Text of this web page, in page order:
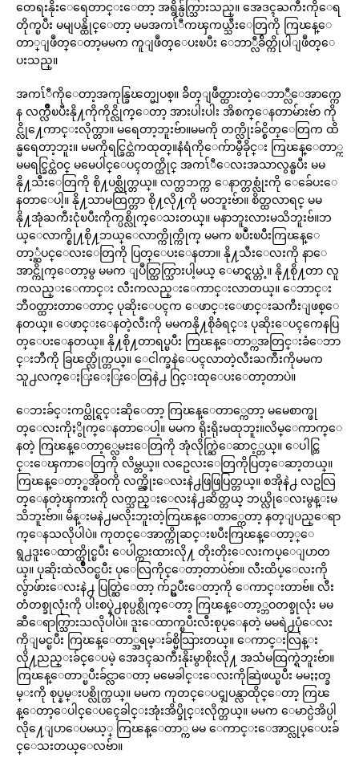
တေရးနိုးေရေတာင္းေတာ့ အရွိန္ပ်က္သြားသည္။ အေဒၚႀကီးကိုေရ
တိုက္ၿပီး မမျပန္ထိုင္ေတာ့ မမအကၤ်ီကၾကယ္သီးေတြကို ကြၽန္ေ
တာ္ျဖဳတ္ေတာ့မမက ကူျဖဳတ္ေပးၿပီး ေဘာ္လီခ်ိတ္ကိုပါျဖဳတ္ေ
ပးသည္။
အကၤ်ီကိုေတာ့အကုန္ခြၽတ္မျပစ္။ ခ်ိတ္ျဖဳတ္ထားတဲ့ေဘာ္လီေအာက္ကေ
န လက္လ်ိဳၿပီးနို႔ကိုကိုင္လိုက္ေတာ့ အားပါးပါး အိစက္ေနတာမ်ားဗ်ာ ကို
င္လို႔ေကာင္းလိုက္တာ။ မရေတာ့ဘူးဗ်ာ။မမကို တက္လိုးခ်င္စိတ္ေတြက ထိ
န္မရေတာ့ဘူး။ မမကိုရင္ခြင္ထဲကထုတ္။နံရံကိုေက်ာမွီခိုင္း ကြၽန္ေတာ္က
မမရင္ခြင္ထဲဝင္ မမေပါင္ေပၚတက္ထိုင္ အကၤ်ီေလးအသာလွန္ၿပီး မမ
နို႔သီးေတြကို စို႔ပစ္လိုက္တယ္။ လက္တဘက္က ေနာက္တစ္လုံးကို ေခ်ေပးေ
နတာေပါ့။ နို႔သာမထြက္တာ စို႔လို႔ကို မဝဘူးဗ်ာ။ စိတ္ထလာရင္ မမ
နို႔အုံႀကီးငုံၿပီးကိုက္ပစ္လိုက္ေသးတယ္။ မနာဘူးလားမသိဘူးဗ်။ဘ
ယ္ေလာက္စို႔စို႔ဘယ္ေလာက္ကိုက္ကိုက္ မမက ၿပဳံးၿပီးကြၽန္ေ
တာ့္ဆံပင္ေလးေတြကို ပြတ္ေပးေနတာ။ နို႔သီးေလးကို နာေ
အာင္ကိုက္ေတာ့မွ မမက ျပဳတ္ထြက္သြားပါ့မယ္ ေမာင္ရယ္တဲ့။ နို႔စို႔တာ လူ
ကလည္းေကာင္း လီးကလည္းေကာင္းလာတယ္။ ေဘာင္း
ဘီဝတ္ထားတာေတာင္ ပုဆိုးေပၚက ေဖာင္းေဖာင္းႀကီးျဖစ္ေ
နတယ္။ ေဖာင္းေနတဲ့လီးကို မမကနို႔စိုခံရင္း ပုဆိုးေပၚကေနပြ
တ္ေပးေနတယ္။ နို႔စို႔တာရပ္ၿပီး ကြၽန္ေတာ္ကအတြင္းခံေဘာ
င္းဘီကို ခြၽတ္လိုက္တယ္။ ေငါက္ခနဲေပၚလာတဲ့လီးႀကီးကိုမမက
သူ႕လက္ေႏြးေႏြးေတြနဲ႕ ဂြင္းထုေပးေတာ့တာပဲ။
ေဘးခ်င္းကပ္ထိုင္ရင္းဆိုေတာ့ ကြၽန္ေတာ္ကေတာ့ မမေစာက္ဖု
တ္ေလးကိုႏွိုက္ေနတာေပါ့။ မမက ရိုးရိုးမထုဘူး။လိမ္ေကာက္ေ
နတဲ့ ကြၽန္ေတာ့္လေမႊးေတြကို အုံလိုက္ဆြဲေဆာင့္တယ္။ ေပါင္တြ
င္းေၾကာေတြကို လိမ္တယ္။ လဥေလးေတြကိုပြတ္ေဆာ့တယ္။
ကြၽန္ေတာ့္စအိုဝကို လက္ညွိုးေလးနဲ႕ဖြဖြပြတ္တယ္။ စအိုနဲ႕ လဥလြ
တ္ေနတဲ့ၾကားကို လက္သည္းေလးနဲ႕ဆိတ္တယ္ ဘယ္လိုေလးမွန္းမ
သိဘူးဗ်ာ။ မိန္းမနဲ႕မလိုးဘူးတဲ့ကြၽန္ေတာ္ကေတာ့ နတ္ျပည္ေရာ
က္ေနသလိုပါပဲ။ ကုတင္ေအာက္ကိုဆင္းၿပီးကြၽန္ေတာ့္ေ
ရွ႕ဒူးေထာက္ထိုင္ၿပီး ေပါင္ကားထားလို႔ တိုးတိုးေလးကပ္ေျပာတ
ယ္။ ပုဆိုးထဲလ်ိဳဝင္ၿပီး ပုေလြကိုင္ေတာ့တာပဲဗ်ာ။ လီးထိပ္ေလးကို
လွ်ာဖ်ားေလးနဲ႕ ပြတ္ဆြဲေတာ့ က်ဥ္ၿပီးေတာ့ကို ေကာင္းတာဗ်။ လီး
တံတစ္ခုလုံးကို ပါးစပ္နဲ႕စုပ္ပစ္လိုက္ေတာ့ ကြၽန္ေတာ့္ဘဝတစ္ခုလုံး မမ
ဆီေရာက္သြားသလိုပါပဲ။ ဒူးေထာက္ၿပီးလီးစုပ္ေနတဲ့ မမရဲ႕ပုံေလး
ကိုျမင္ၿပီး ကြၽန္ေတာ္အရမ္းခ်စ္မိသြားတယ္။ ေကာင္းလြန္း
လို႔ညည္းခ်င္ေပမဲ့ အေဒၚႀကီးနိုးမွာစိုးလို႔ အသံမထြက္ရဲဘူးဗ်ာ။
ကြၽန္ေတာ္ၿပီးခ်င္လာေတာ့ မမေခါင္းေလးကိုဆြဲဖယ္ၿပီး မမႏႈတ္ခ
မ္းကို စုပ္နမ္းပစ္လိုက္တယ္။ မမက ကုတင္ေပၚျပန္လာထိုင္ေတာ့ ကြၽ
န္ေတာ့ေပါင္ေပၚေခါင္းအုံးအိပ္ခိုင္းလိုက္တယ္။ မမက ေမာင္ပဲအိပ္ပါ
လို႔ေျပာေပမယ့္ ကြၽန္ေတာ္က မမ ေကာင္းေအာင္လုပ္ေပးခ်
င္ေသးတယ္ေလဗ်ာ။